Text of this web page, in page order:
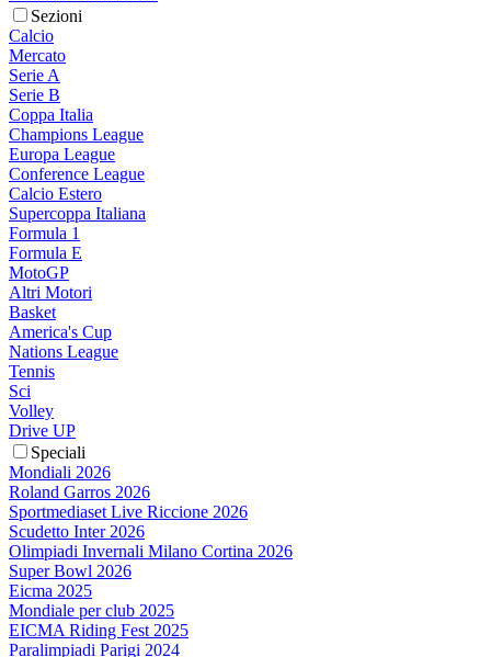
Sezioni
Calcio
Mercato
Serie A
Serie B
Coppa Italia
Champions League
Europa League
Conference League
Calcio Estero
Supercoppa Italiana
Formula 1
Formula E
MotoGP
Altri Motori
Basket
America's Cup
Nations League
Tennis
Sci
Volley
Drive UP
Speciali
Mondiali 2026
Roland Garros 2026
Sportmediaset Live Riccione 2026
Scudetto Inter 2026
Olimpiadi Invernali Milano Cortina 2026
Super Bowl 2026
Eicma 2025
Mondiale per club 2025
EICMA Riding Fest 2025
Paralimpiadi Parigi 2024